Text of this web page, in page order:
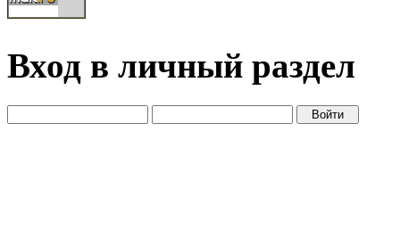
Вход в личный раздел